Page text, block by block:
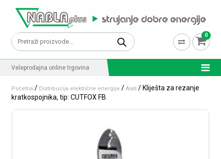
Pretraži: 0
Veleprodajna online trgovina
Početna / Distribucija električne energije /Alati / Kliješta za rezanje
kratkospojnika, tip: CUTFOX FB